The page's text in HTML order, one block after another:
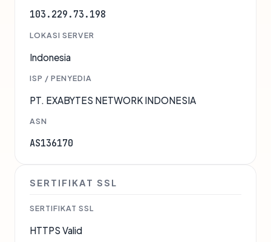
103.229.73.198
LOKASI SERVER
Indonesia
ISP / PENYEDIA
PT. EXABYTES NETWORK INDONESIA
ASN
AS136170
SERTIFIKAT SSL
SERTIFIKAT SSL
HTTPS Valid